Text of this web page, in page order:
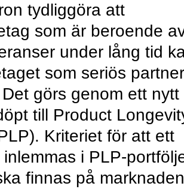
tydliggöra att
som är beroende
under lång tid
som seriös
görs genom ett nytt
till Product
Kriteriet för att ett
i PLP-
finnas på